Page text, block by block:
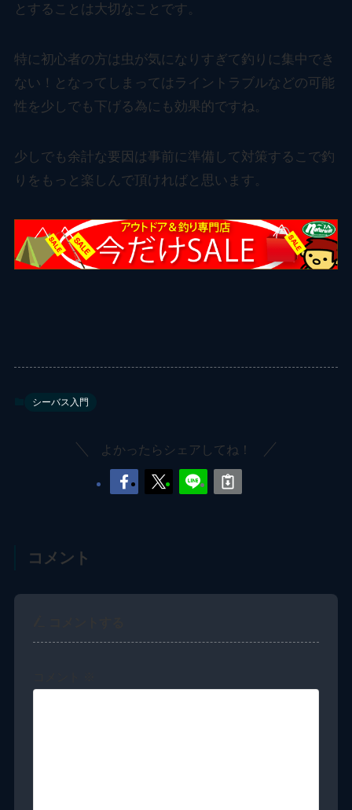
とすることは大切なことです。
特に初心者の方は虫が気になりすぎて釣りに集中でき
ない！となってしまってはライントラブルなどの可能
性を少しでも下げる為にも効果的ですね。
少しでも余計な要因は事前に準備して対策するこで釣
りをもっと楽しんで頂ければと思います。
シーバス入門
よかったらシェアしてね！
コメント